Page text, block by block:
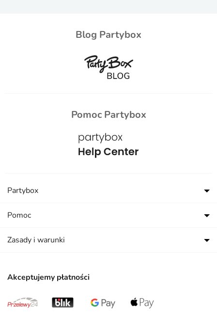
Blog Partybox
Pomoc Partybox
Akceptujemy płatności
Partybox
Pomoc
Zasady i warunki